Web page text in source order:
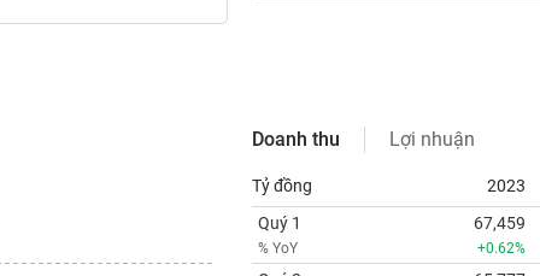
Doanh thu Lợi nhuận
Tỷ đồng 2023
Quý 1
% YoY
67,459
+0.62%